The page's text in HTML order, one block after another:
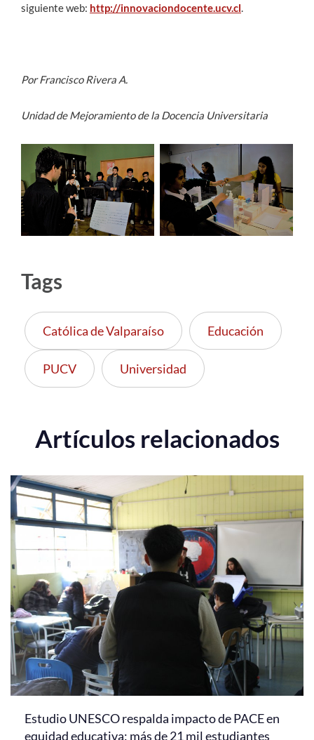
siguiente web: http://innovaciondocente.ucv.cl.
Por Francisco Rivera A.
Unidad de Mejoramiento de la Docencia Universitaria
Tags
Católica de Valparaíso Educación
PUCV Universidad
Artículos relacionados
Estudio UNESCO respalda impacto de PACE en
equidad educativa: más de 21 mil estudiantes